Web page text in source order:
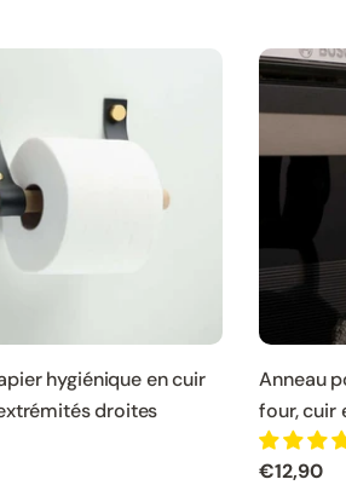
hygiénique en cuir
droites
Anneau
four, cuir
Prix
€12,90